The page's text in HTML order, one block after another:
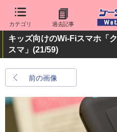
カテゴリ 過去記事
キッズ向けのWi-Fiスマホ「
スマ」 (21/59)
前の画像